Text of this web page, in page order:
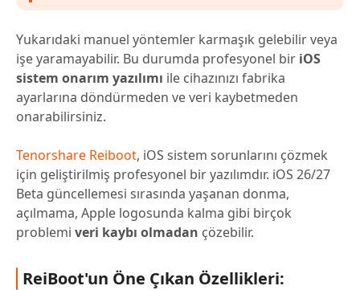
Yukarıdaki manuel yöntemler karmaşık gelebilir veya
işe yaramayabilir. Bu durumda profesyonel bir iOS
sistem onarım yazılımı ile cihazınızı fabrika
ayarlarına döndürmeden ve veri kaybetmeden
onarabilirsiniz.
Tenorshare Reiboot, iOS sistem sorunlarını çözmek
için geliştirilmiş profesyonel bir yazılımdır. iOS 26/27
Beta güncellemesi sırasında yaşanan donma,
açılmama, Apple logosunda kalma gibi birçok
problemi veri kaybı olmadan çözebilir.
ReiBoot'un Öne Çıkan Özellikleri: